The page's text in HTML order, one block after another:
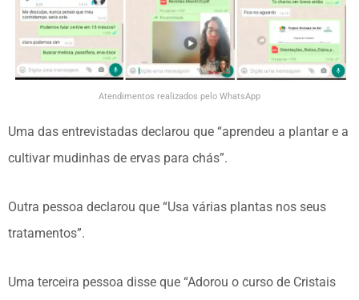
Atendimentos realizados pelo WhatsApp
Uma das entrevistadas declarou que “aprendeu a plantar e a
cultivar mudinhas de ervas para chás”.
Outra pessoa declarou que “Usa várias plantas nos seus
tratamentos”.
Uma terceira pessoa disse que “Adorou o curso de Cristais